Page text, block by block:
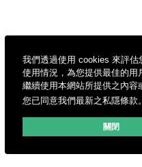
我們透過使用 cookies 來評估
使用情況，為您提供最佳的用
繼續使用本網站所提供之內容
您已同意我們最新之私隱條款
關閉